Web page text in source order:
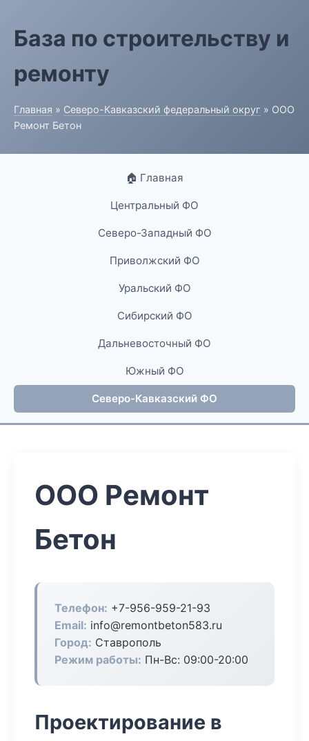
База по строительству и
ремонту
Главная » Северо-Кавказский федеральный округ » ООО
Ремонт Бетон
🏠 Главная
Центральный ФО
Северо-Западный ФО
Приволжский ФО
Уральский ФО
Сибирский ФО
Дальневосточный ФО
Южный ФО
Северо-Кавказский ФО
ООО Ремонт
Бетон
Телефон: +7-956-959-21-93
Email: info@remontbeton583.ru
Город: Ставрополь
Режим работы: Пн-Вс: 09:00-20:00
Проектирование в